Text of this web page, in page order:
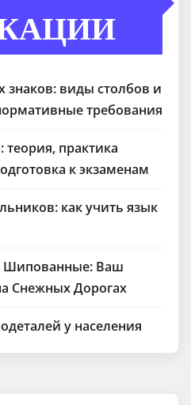
виды столбов и
требования
практика
к экзаменам
как учить язык
Ваш
Снежных Дорогах
у населения